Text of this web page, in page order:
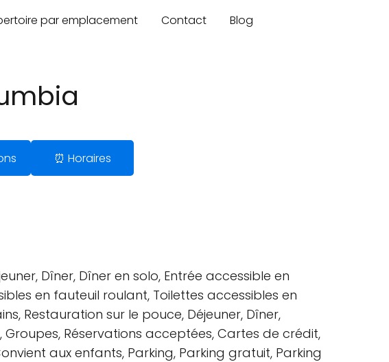
par emplacement Contact Blog
⏰ Horaires
Dîner, Dîner en solo, Entrée accessible en
en fauteuil roulant, Toilettes accessibles en
Restauration sur le pouce, Déjeuner, Dîner,
Réservations acceptées, Cartes de crédit,
aux enfants, Parking, Parking gratuit, Parking